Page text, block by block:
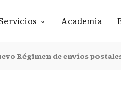
Academia
Régimen de envíos